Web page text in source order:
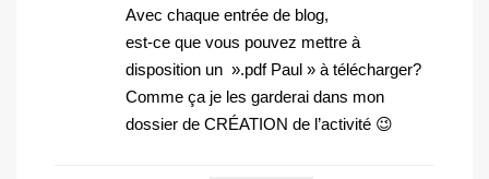
Avec chaque entrée de blog,
est-ce que vous pouvez mettre à
disposition un ».pdf Paul » à télécharger?
Comme ça je les garderai dans mon
dossier de CRÉATION de l’activité 😉